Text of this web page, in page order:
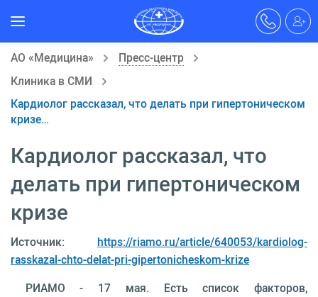
АО «Медицина»
Пресс-центр
Клиника в СМИ
Кардиолог рассказал, что делать при гипертоническом
кризе…
Кардиолог рассказал, что
делать при гипертоническом
кризе
Источник: https://riamo.ru/article/640053/kardiolog-
rasskazal-chto-delat-pri-gipertonicheskom-krize
РИАМО - 17 мая. Есть список факторов,